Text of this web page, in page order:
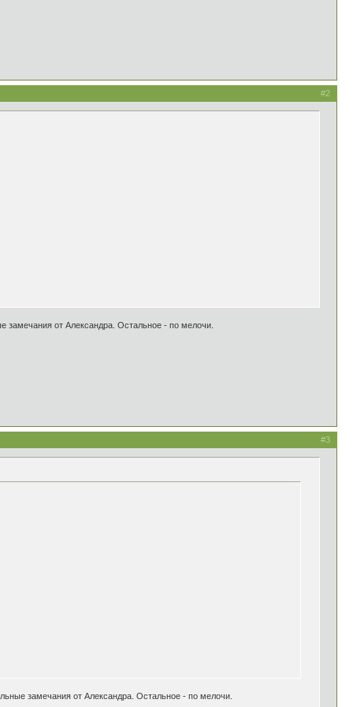
#2
замечания от Александра. Остальное - по мелочи.
#3
замечания от Александра. Остальное - по мелочи.